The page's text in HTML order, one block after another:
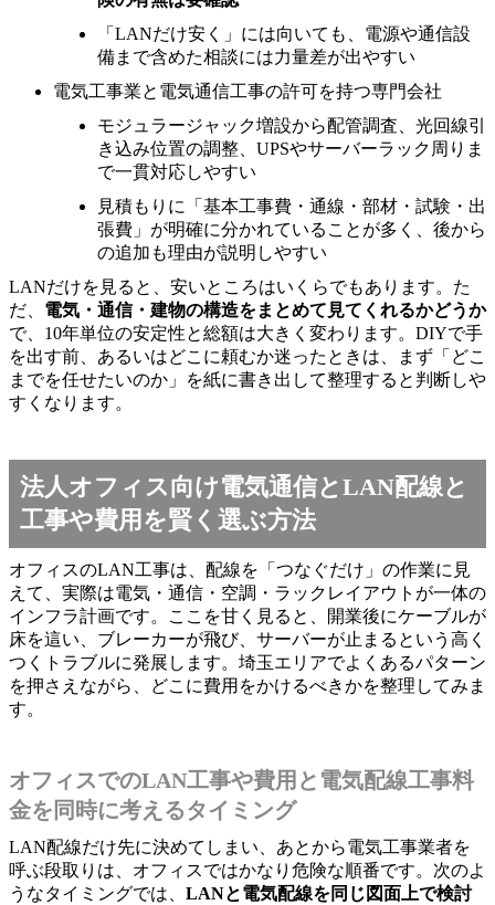
「LANだけ安く」には向いても、電源や通信設
備まで含めた相談には力量差が出やすい
電気工事業と電気通信工事の許可を持つ専門会社
モジュラージャック増設から配管調査、光回線引
き込み位置の調整、UPSやサーバーラック周りま
で一貫対応しやすい
見積もりに「基本工事費・通線・部材・試験・出
張費」が明確に分かれていることが多く、後から
の追加も理由が説明しやすい
LANだけを見ると、安いところはいくらでもあります。た
だ、 電気・通信・建物の構造をまとめて見てくれるかどうか
で、10年単位の安定性と総額は大きく変わります。DIYで手
を出す前、あるいはどこに頼むか迷ったときは、まず「どこ
までを任せたいのか」を紙に書き出して整理すると判断しや
すくなります。
法人オフィス向け電気通信とLAN配線と
工事や費用を賢く選ぶ方法
オフィスのLAN工事は、配線を「つなぐだけ」の作業に見
えて、実際は電気・通信・空調・ラックレイアウトが一体の
インフラ計画です。ここを甘く見ると、開業後にケーブルが
床を這い、ブレーカーが飛び、サーバーが止まるという高く
つくトラブルに発展します。埼玉エリアでよくあるパターン
を押さえながら、どこに費用をかけるべきかを整理してみま
す。
オフィスでのLAN工事や費用と電気配線工事料
金を同時に考えるタイミング
LAN配線だけ先に決めてしまい、あとから電気工事業者を
呼ぶ段取りは、オフィスではかなり危険な順番です。次のよ
うなタイミングでは、 LANと電気配線を同じ図面上で検討